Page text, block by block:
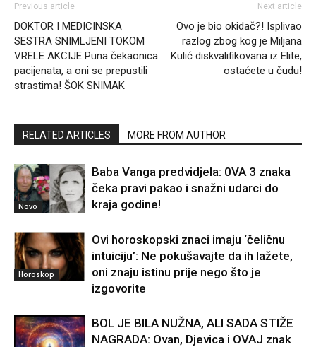
Previous article
DOKTOR I MEDICINSKA
SESTRA SNIMLJENI TOKOM
VRELE AKCIJE Puna čekaonica
pacijenata, a oni se prepustili
strastima! ŠOK SNIMAK
Next article
Ovo je bio okidač?! Isplivao
razlog zbog kog je Miljana
Kulić diskvalifikovana iz Elite,
ostaćete u čudu!
RELATED ARTICLES MORE FROM AUTHOR
Novo
Baba Vanga predvidjela: 0VA 3 znaka
čeka pravi pakao i snažni udarci do
kraja godine!
Horoskop
Ovi horoskopski znaci imaju ‘čeličnu
intuiciju’: Ne pokušavajte da ih lažete,
oni znaju istinu prije nego što je
izgovorite
BOL JE BILA NUŽNA, ALI SADA STIŽE
NAGRADA: Ovan, Djevica i OVAJ znak